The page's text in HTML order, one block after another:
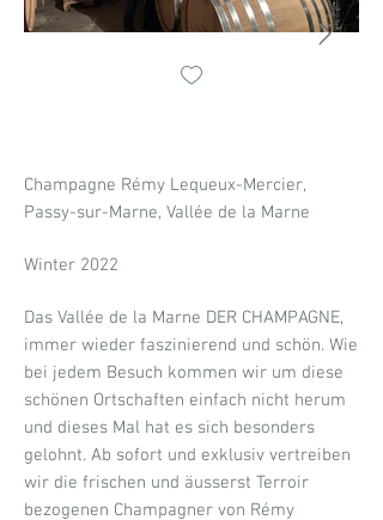
Champagne Rémy Lequeux-Mercier,
Passy-sur-Marne, Vallée de la Marne
Winter 2022
Das Vallée de la Marne DER CHAMPAGNE,
immer wieder faszinierend und schön. Wie
bei jedem Besuch kommen wir um diese
schönen Ortschaften einfach nicht herum
und dieses Mal hat es sich besonders
gelohnt. Ab sofort und exklusiv vertreiben
wir die frischen und äusserst Terroir
bezogenen Champagner von Rémy